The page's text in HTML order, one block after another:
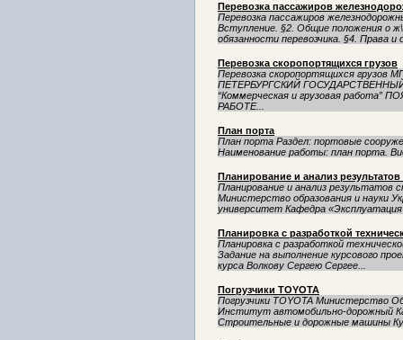
Перевозка пассажиров
Перевозка пассажиров
Вступление. §2. Общие положения о
обязанности перевозчика. §4. Права и
Перевозка скоропортящихся грузов
Перевозка скоропортящихся
ПЕТЕРБУРГСКИЙ
“Коммерческая и грузовая
РАБОТЕ...
План порта
План порта Раздел: портовые
Наименование работы: план порта.
Планирование и анализ
Планирование и анализ результатов
Министерство образования и науки
университет Кафедра
Планировка с разработкой
Планировка с разработкой
Задание на выполнение курсового
курса Волкову Сергею Сергее...
Погрузчики TOYOTA
Погрузчики TOYOTA Министерство
Институт автомобильно-дорожный
Строительные и дорожные машины